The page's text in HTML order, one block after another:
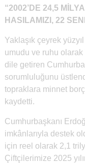
“2002’DE 24,5
HASILAMIZI, 22
Yaklaşık çeyrek
umudu ve ruhu olarak
dile getiren
sorumluluğunu
topraklara minnet
kaydetti.
Cumhurbaşkanı
imkânlarıyla destek
için reel olarak 2,1
Çiftçilerimize 2025